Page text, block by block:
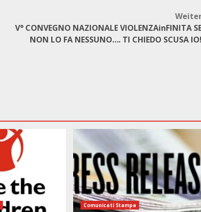
V° CONVEGNO NAZIONALE VIOLENZAinFINITA
NON LO FA NESSUNO…. TI CHIEDO SCUSA
Comunicati Stampa